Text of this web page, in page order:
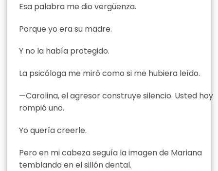
Esa palabra me dio vergüenza.
Porque yo era su madre.
Y no la había protegido.
La psicóloga me miró como si me hubiera leído.
—Carolina, el agresor construye silencio. Usted hoy
rompió uno.
Yo quería creerle.
Pero en mi cabeza seguía la imagen de Mariana
temblando en el sillón dental.